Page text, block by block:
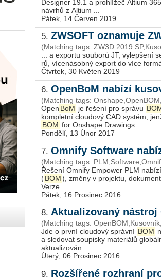
Designer 19.1 a prohlížeč Altium
návrhů z Altium ...
Pátek, 14 Červen 2019
5. ZWSOFT oznamuje
(Matching tags: ZW3D 2019
... a exportu souborů JT, vylepšení
rů, vícenásobný export do více
Čtvrtek, 30 Květen 2019
6. OpenBoM nabízí
(Matching tags:
Open BoM je řešení pro správu
kompletní cloudový CAD systém,
BOM for Onshape Drawings ...
Pondělí, 13 Únor 2017
7. Omnify Software
(Matching tags:
Řešení Omnify Empower PLM
( BOM), změny v projektu,
Verze ...
Pátek, 16 Prosinec 2016
8. Aktualizovaný nástroj
(Matching tags:
Jde o první cloudový správní BOM
a sledovat soupisky materiálů
aktualizován ...
Úterý, 06 Prosinec 2016
9. Rozšířené rozhraní